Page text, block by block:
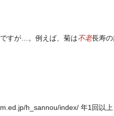
すが…。例えば、菊は不老長寿
h_sannou/index/ 年1回以上